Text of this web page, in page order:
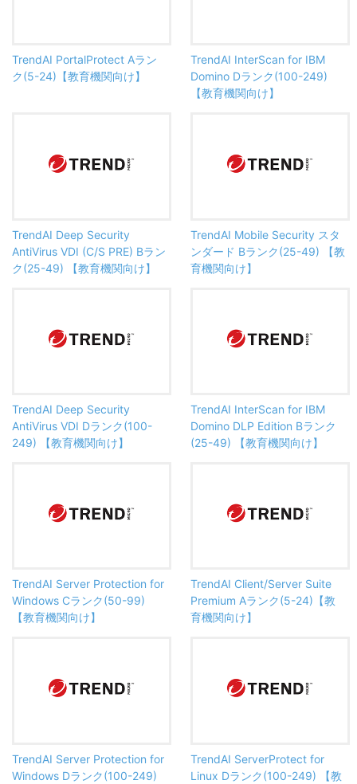
TrendAI PortalProtect Aラン
ク(5-24)【教育機関向け】
TrendAI InterScan for IBM
Domino Dランク(100-249)
【教育機関向け】
TrendAI Deep Security
AntiVirus VDI (C/S PRE) Bラン
ク(25-49) 【教育機関向け】
TrendAI Mobile Security スタ
ンダード Bランク(25-49) 【教
育機関向け】
TrendAI Deep Security
AntiVirus VDI Dランク(100-
249) 【教育機関向け】
TrendAI InterScan for IBM
Domino DLP Edition Bランク
(25-49) 【教育機関向け】
TrendAI Server Protection for
Windows Cランク(50-99)
【教育機関向け】
TrendAI Client/Server Suite
Premium Aランク(5-24)【教
育機関向け】
TrendAI Server Protection for
Windows Dランク(100-249)
TrendAI ServerProtect for
Linux Dランク(100-249) 【教